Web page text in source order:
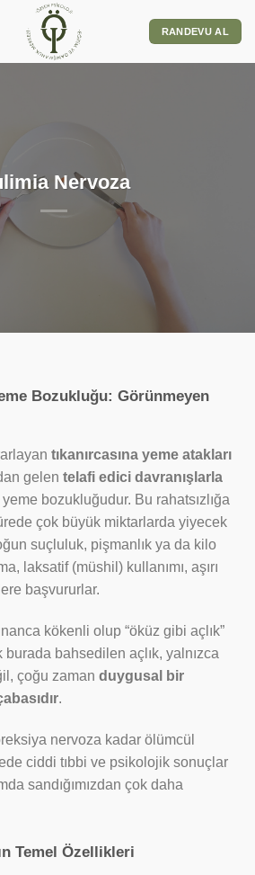
RANDEVU AL
Nervoza
Bozukluğu: Görünmeyen
tıkanırcasına yeme atakları
gelen telafi edici davranışlarla
bozukluğudur. Bu rahatsızlığa
çok büyük miktarlarda yiyecek
suçluluk, pişmanlık ya da kilo
laksatif (müshil) kullanımı, aşırı
başvururlar.
kökenli olup “öküz gibi açlık”
burada bahsedilen açlık, yalnızca
çoğu zaman duygusal bir
.
nervoza kadar ölümcül
ciddi tıbbi ve psikolojik sonuçlar
sandığımızdan çok daha
Temel Özellikleri